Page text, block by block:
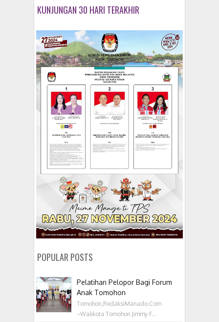
KUNJUNGAN 30 HARI TERAKHIR
POPULAR POSTS
Pelatihan Pelopor Bagi Forum
Anak Tomohon
Tomohon,RedaksiManado.Com
~Walikota Tomohon Jimmy F...